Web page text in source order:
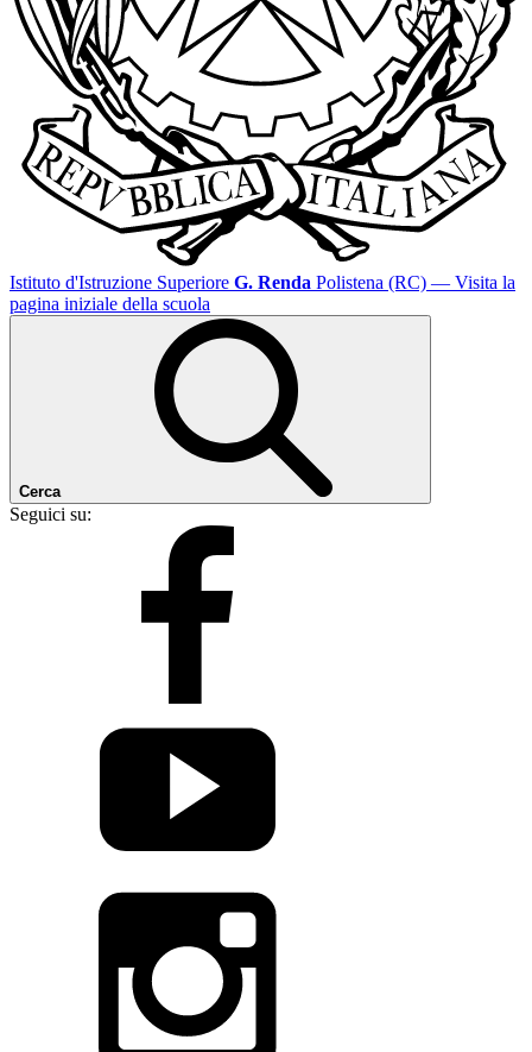
Istituto d'Istruzione Superiore G. Renda Polistena (RC) — Visita la
pagina iniziale della scuola
Cerca
Seguici su: